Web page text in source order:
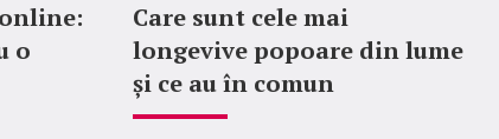
o
Care sunt cele mai
longevive popoare din lume
și ce au în comun